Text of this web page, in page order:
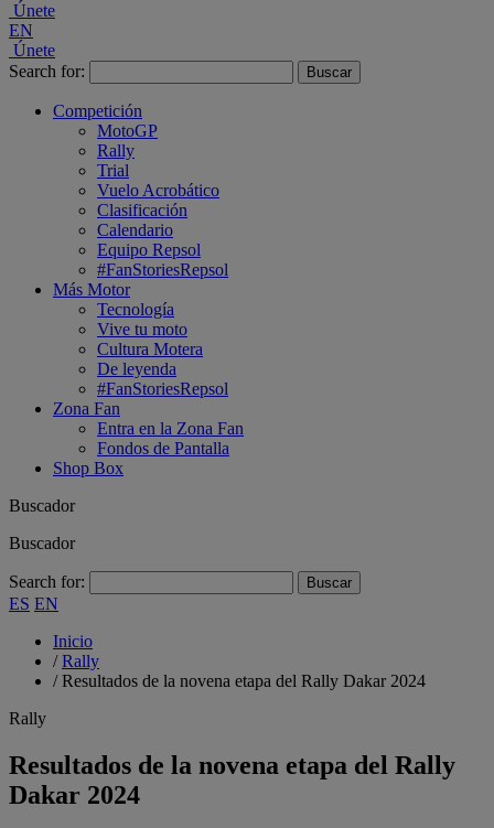
Únete
EN
Únete
Search for:
Competición
MotoGP
Rally
Trial
Vuelo Acrobático
Clasificación
Calendario
Equipo Repsol
#FanStoriesRepsol
Más Motor
Tecnología
Vive tu moto
Cultura Motera
De leyenda
#FanStoriesRepsol
Zona Fan
Entra en la Zona Fan
Fondos de Pantalla
Shop Box
Buscador
Buscador
Search for:
ES EN
Inicio
/Rally
/Resultados de la novena etapa del Rally Dakar 2024
Rally
Resultados de la novena etapa del Rally
Dakar 2024